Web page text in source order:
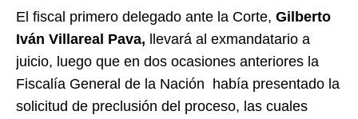
El fiscal primero delegado ante la Corte, Gilberto
Iván Villareal Pava, llevará al exmandatario a
juicio, luego que en dos ocasiones anteriores la
Fiscalía General de la Nación había presentado la
solicitud de preclusión del proceso, las cuales